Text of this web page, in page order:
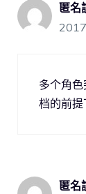
匿名
多个角
档的前提
匿名